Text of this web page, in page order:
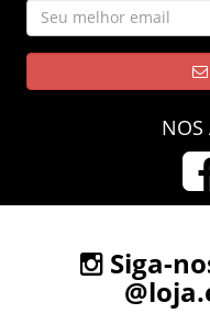
NOS
Siga-